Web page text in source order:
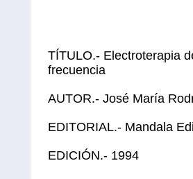
TÍTULO.- Electroterapia
frecuencia
AUTOR.- José María
EDITORIAL.- Mandala
EDICIÓN.- 1994